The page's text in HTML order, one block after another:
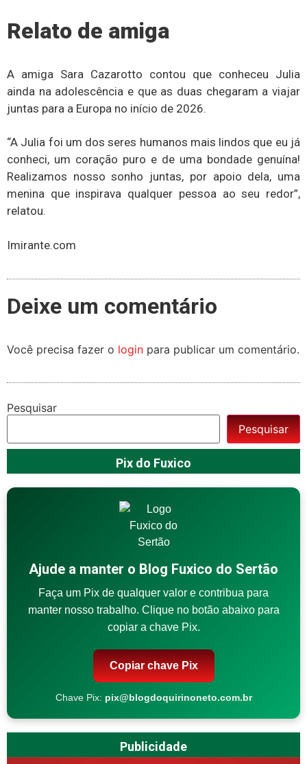
Relato de amiga
A amiga Sara Cazarotto contou que conheceu Julia
ainda na adolescência e que as duas chegaram a viajar
juntas para a Europa no início de 2026.
“A Julia foi um dos seres humanos mais lindos que eu já
conheci, um coração puro e de uma bondade genuína!
Realizamos nosso sonho juntas, por apoio dela, uma
menina que inspirava qualquer pessoa ao seu redor”,
relatou.
Imirante.com
Deixe um comentário
Você precisa fazer o login para publicar um comentário.
Pesquisar
Pesquisar
Pix do Fuxico
Ajude a manter o Blog Fuxico do Sertão
Faça um Pix de qualquer valor e contribua para
manter nosso trabalho. Clique no botão abaixo para
copiar a chave Pix.
Copiar chave Pix
Chave Pix: pix@blogdoquirinoneto.com.br
Publicidade